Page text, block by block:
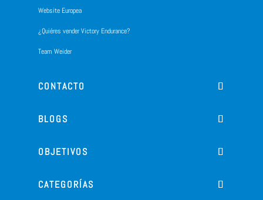
Website Europea
¿Quiéres vender Victory Endurance?
Team Weider
CONTACTO
BLOGS
OBJETIVOS
CATEGORÍAS